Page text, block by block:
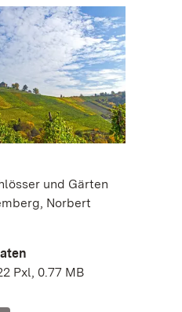
und Gärten
Norbert
Pxl, 0.77 MB